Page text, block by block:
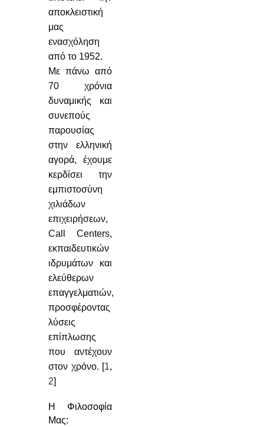
αποκλειστική
μας
ενασχόληση
από το 1952.
Με πάνω από
70 χρόνια
δυναμικής και
συνεπούς
παρουσίας
στην ελληνική
αγορά, έχουμε
κερδίσει την
εμπιστοσύνη
χιλιάδων
επιχειρήσεων,
Call Centers,
εκπαιδευτικών
ιδρυμάτων και
ελεύθερων
επαγγελματιών,
προσφέροντας
λύσεις
επίπλωσης
που αντέχουν
στον χρόνο. [1,
2]
Η Φιλοσοφία
Μας: